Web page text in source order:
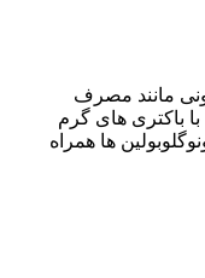
مانند مصرف
باکتری های گرم
ها همراه